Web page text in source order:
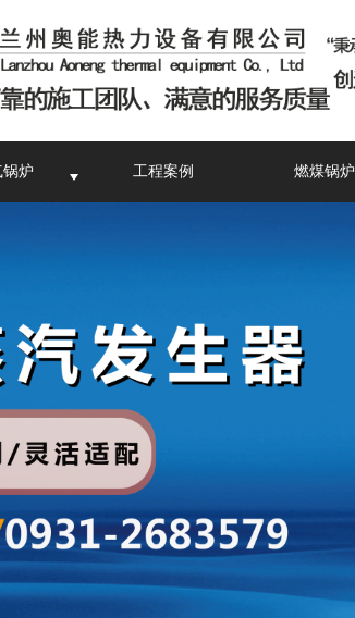
炉 工程案例 燃煤锅炉